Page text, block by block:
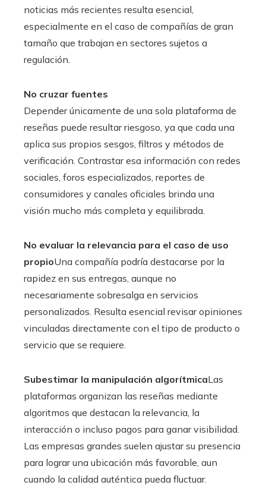
noticias más recientes resulta esencial,
especialmente en el caso de compañías de gran
tamaño que trabajan en sectores sujetos a
regulación.
No cruzar fuentes
Depender únicamente de una sola plataforma de
reseñas puede resultar riesgoso, ya que cada una
aplica sus propios sesgos, filtros y métodos de
verificación. Contrastar esa información con redes
sociales, foros especializados, reportes de
consumidores y canales oficiales brinda una
visión mucho más completa y equilibrada.
No evaluar la relevancia para el caso de uso
propioUna compañía podría destacarse por la
rapidez en sus entregas, aunque no
necesariamente sobresalga en servicios
personalizados. Resulta esencial revisar opiniones
vinculadas directamente con el tipo de producto o
servicio que se requiere.
Subestimar la manipulación algorítmicaLas
plataformas organizan las reseñas mediante
algoritmos que destacan la relevancia, la
interacción o incluso pagos para ganar visibilidad.
Las empresas grandes suelen ajustar su presencia
para lograr una ubicación más favorable, aun
cuando la calidad auténtica pueda fluctuar.